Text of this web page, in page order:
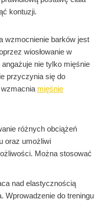
kontuzji.
wzmocnienie barków jest
wiosłowanie w
nie tylko mięśnie
przyczynia się do
mięśnie
różnych obciążeń
oraz umożliwi
Można stosować
nad elastycznością
Wprowadzenie do treningu